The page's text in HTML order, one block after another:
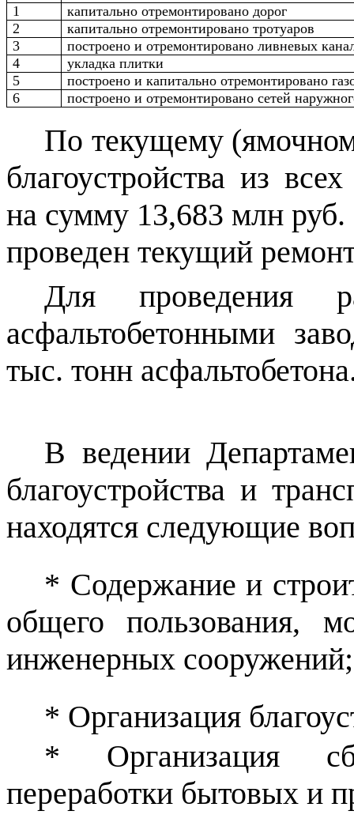
1
капитально отремонтировано дорог
2
капитально отремонтировано тротуаров
3
построено и отремонтировано ливневых
4
укладка плитки
5
построено и капитально отремонтировано
6
построено и отремонтировано сетей
По текущему
благоустройства из
на сумму 13,683 млн руб.
проведен текущий
Для проведения
асфальтобетонными
тыс. тонн
В ведении
благоустройства и
находятся следующие
* Содержание и
общего пользования,
инженерных сооружений;
* Организация
* Организация
переработки бытовых и